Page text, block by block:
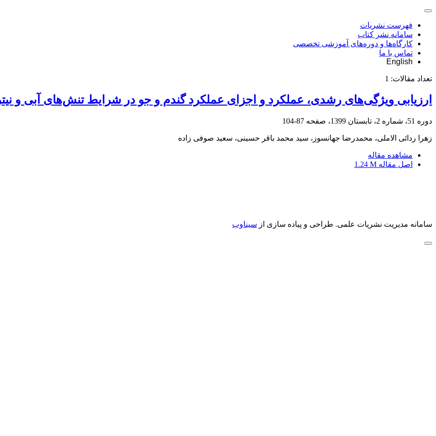
فهرست نشریات
سامانه نشر کتاب
کارگاه‌ها و دوره‌های آموزشی تخصصی
تماس با ما
English
تعداد مقالات: 1
ارزیابی ویژگی‌های رشدی، عملکرد و اجزای عملکرد گندم و جو در شرایط تنش‌‌های آبی و
دوره 51، شماره 2، تابستان 1399، صفحه 87-104
زهرا ردائی الاملی، محمدرضا جهانسوز، سید محمد باقر حسینی، سعید صوفی زاده
مشاهده مقاله
اصل مقاله 1.24 M
سامانه مدیریت نشریات علمی. طراحی و پیاده سازی از سیناوب